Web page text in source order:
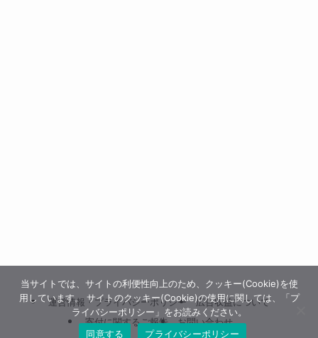
運営情報・プライバシーポリシー
広告収益について
寄付に関するご報告
お問い合わせ
当サイトでは、サイトの利便性向上のため、クッキー(Cookie)を使
用しています。 サイトのクッキー(Cookie)の使用に関しては、「プ
ライバシーポリシー」をお読みください。
同意する
プライバシーポリシー